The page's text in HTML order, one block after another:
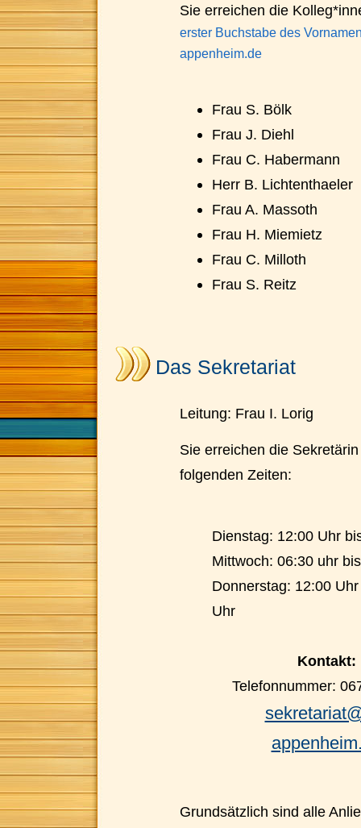
Sie erreichen die
erster Buchstabe des
appenheim.de
Frau S. Bölk
Frau J. Diehl
Frau C. Habermann
Herr B. Lichtenthaeler
Frau A. Massoth
Frau H. Miemietz
Frau C. Milloth
Frau S. Reitz
Das Sekretariat
Leitung: Frau I. Lorig
Sie erreichen die
folgenden Zeiten:
Dienstag: 12:00 Uhr
Mittwoch: 06:30 uhr
Donnerstag: 12:00
Uhr
Kontakt:
Telefonnummer:
Grundsätzlich sind alle